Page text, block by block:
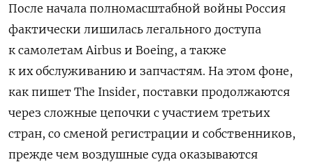
После начала полномасштабной войны Россия
фактически лишилась легального доступа
к самолетам Airbus и Boeing, а также
к их обслуживанию и запчастям. На этом фоне,
как пишет The Insider, поставки продолжаются
через сложные цепочки с участием третьих
стран, со сменой регистрации и собственников,
прежде чем воздушные суда оказываются